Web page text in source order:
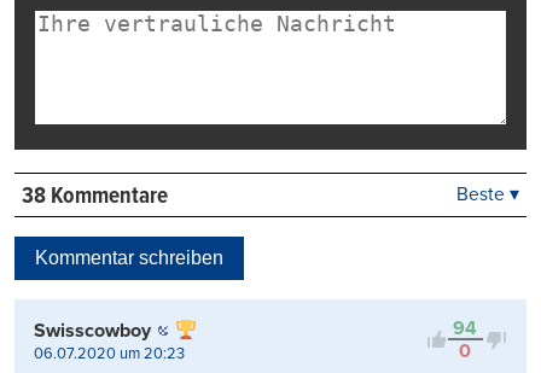
38 Kommentare
Kontrovers
Beste ▾
Kommentar schreiben
94
0
Swisscowboy
06.07.2020 um 20:23